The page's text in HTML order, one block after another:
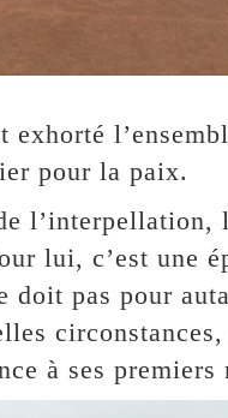
exhorté
pour la paix.
l’interpellation,
lui, c’est une
doit pas pour
à ses premiers